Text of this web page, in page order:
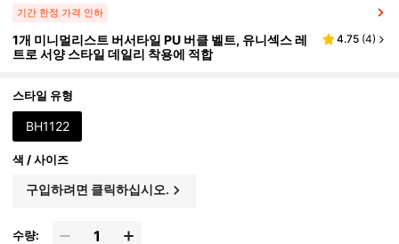
기간 한정 가격 인하
1개 미니멀리스트 버서타일 PU 버클 벨트, 유니섹스 레
트로 서양 스타일 데일리 착용에 적합
4.75 (4)
스타일 유형
BH1122
색 / 사이즈
구입하려면 클릭하십시오.
수량: